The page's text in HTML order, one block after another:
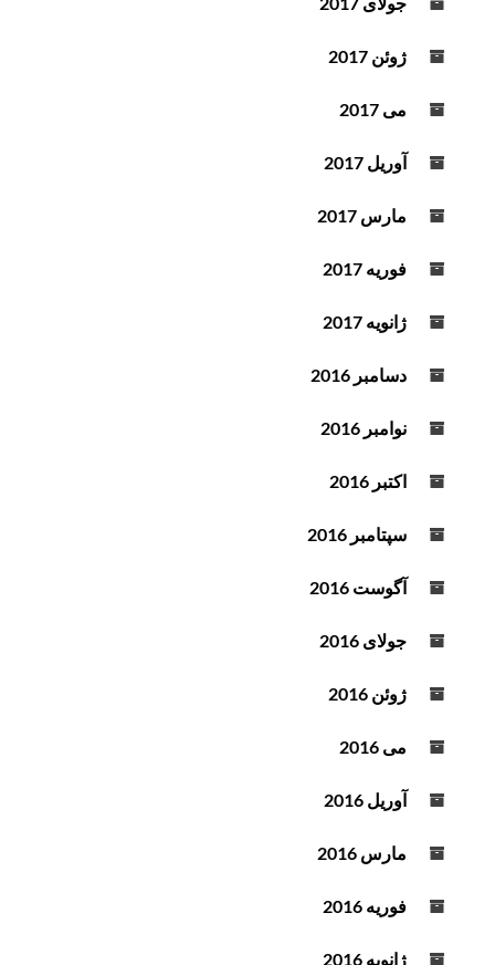
ژوئن 2017
می 2017
آوریل 2017
مارس 2017
فوریه 2017
ژانویه 2017
دسامبر 2016
نوامبر 2016
اکتبر 2016
سپتامبر 2016
آگوست 2016
جولای 2016
ژوئن 2016
می 2016
آوریل 2016
مارس 2016
فوریه 2016
ژانویه 2016